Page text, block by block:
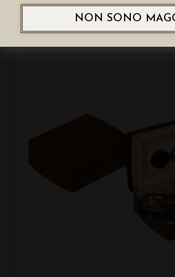
PRISMA GRANDE
NON SONO